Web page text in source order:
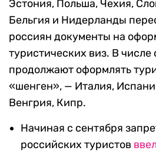
Эстония, Польша, Чехия,
Бельгия и Нидерланды
россиян документы на
туристических виз. В числе
продолжают оформлять
«шенген», — Италия,
Венгрия, Кипр.
Начиная с сентября
российских туристов